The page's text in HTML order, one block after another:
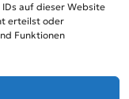
auf dieser Website
erteilst oder
Funktionen